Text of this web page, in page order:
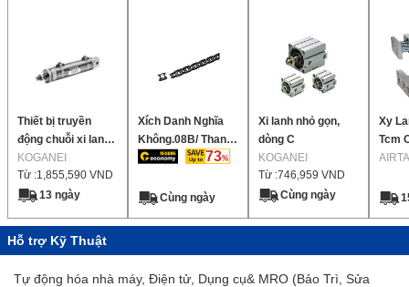
Thiết bị truyền
động chuỗi xi lanh
sáng xi lanh tốc độ
thấp
KOGANEI
Từ :1,855,590 VND
13 ngày
Xích Danh Nghĩa
Không.08B/ Thanh
Truyền chung73
Cùng ngày
Xi lanh nhỏ gọn,
dòng C
KOGANEI
Từ :746,959 VND
Cùng ngày
Xy
Tcm
Dẫn
Hỗ trợ Kỹ Thuật
Tự động hóa nhà máy, Điện tử, Dụng cụ& MRO (Bảo Trì, Sửa